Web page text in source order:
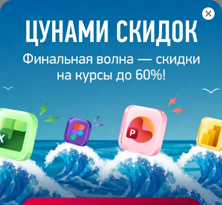
Главная /Блог/ Екатерина Григорьева
Креатор, дизайнер на фрилансе
Пишу качественные и интересные тексты с 2014 года.
Люблю языковую игру, яркие сравнения и
нестандартные мысли, а также все, что связано с
дизайном и визуальным оформлением информации
academy@bonnieandslide.com
Статьи автора: